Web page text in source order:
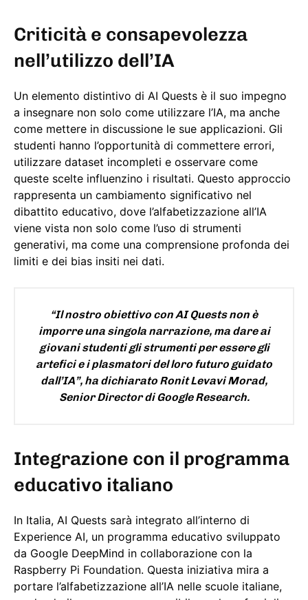
Criticità e consapevolezza
nell’utilizzo dell’IA
Un elemento distintivo di AI Quests è il suo impegno
a insegnare non solo come utilizzare l’IA, ma anche
come mettere in discussione le sue applicazioni. Gli
studenti hanno l’opportunità di commettere errori,
utilizzare dataset incompleti e osservare come
queste scelte influenzino i risultati. Questo approccio
rappresenta un cambiamento significativo nel
dibattito educativo, dove l’alfabetizzazione all’IA
viene vista non solo come l’uso di strumenti
generativi, ma come una comprensione profonda dei
limiti e dei bias insiti nei dati.
“Il nostro obiettivo con AI Quests non è
imporre una singola narrazione, ma dare ai
giovani studenti gli strumenti per essere gli
artefici e i plasmatori del loro futuro guidato
dall’IA”, ha dichiarato Ronit Levavi Morad,
Senior Director di Google Research.
Integrazione con il programma
educativo italiano
In Italia, AI Quests sarà integrato all’interno di
Experience AI, un programma educativo sviluppato
da Google DeepMind in collaborazione con la
Raspberry Pi Foundation. Questa iniziativa mira a
portare l’alfabetizzazione all’IA nelle scuole italiane,